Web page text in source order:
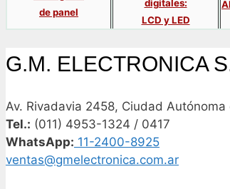
de panel
digitales:
LCD y LED
G.M. ELECTRONICA
Av. Rivadavia 2458, Ciudad
Tel.: (011) 4953-1324 / 0417
WhatsApp: 11-2400-8925
ventas@gmelectronica.com.ar